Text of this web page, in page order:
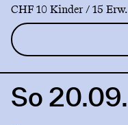
CHF 10 Kinder / 15 Erw.
LinkSo 20.09.